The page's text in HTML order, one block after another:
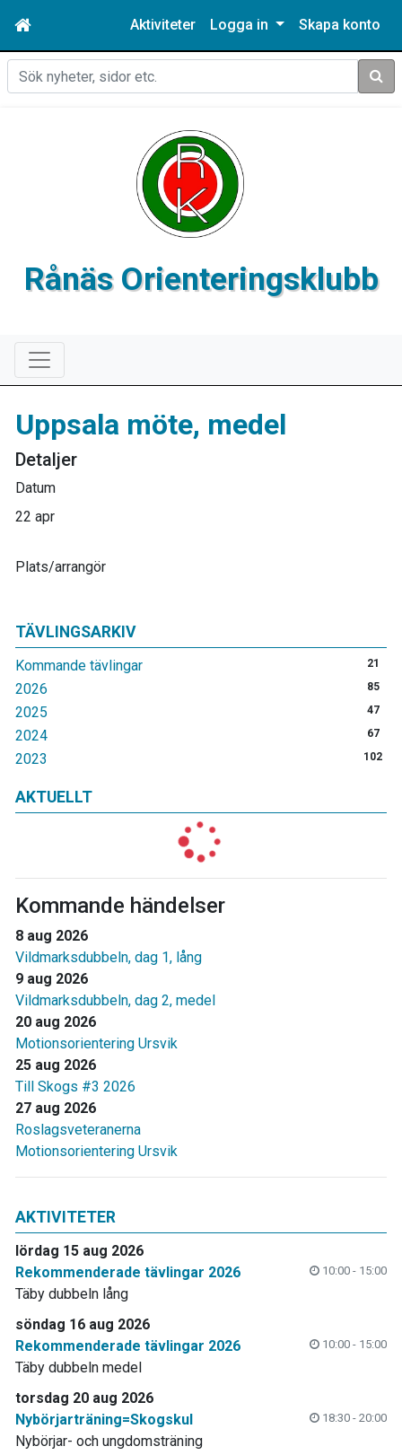
Aktiviteter Logga in Skapa konto
Sök
Rånäs Orienteringsklubb
TÄVLINGSARKIV
Kommande tävlingar 21
2026 85
2025 47
2024 67
2023 102
AKTUELLT
Kommande händelser
8 aug 2026
Vildmarksdubbeln, dag 1, lång
9 aug 2026
Vildmarksdubbeln, dag 2, medel
20 aug 2026
Motionsorientering Ursvik
25 aug 2026
Till Skogs #3 2026
27 aug 2026
Roslagsveteranerna
Motionsorientering Ursvik
Uppsala möte, medel
Detaljer
Datum
22 apr
Plats/arrangör
AKTIVITETER
lördag 15 aug 2026
Rekommenderade tävlingar 2026
10:00 - 15:00
Täby dubbeln lång
söndag 16 aug 2026
Rekommenderade tävlingar 2026
10:00 - 15:00
Täby dubbeln medel
torsdag 20 aug 2026
Nybörjarträning=Skogskul
18:30 - 20:00
Nybörjar- och ungdomsträning